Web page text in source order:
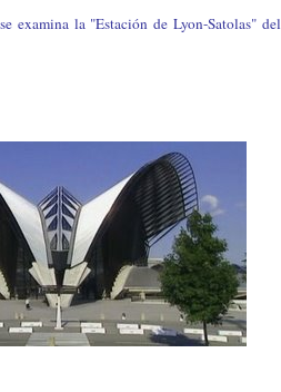
examina la "Estación de Lyon-Satolas" del